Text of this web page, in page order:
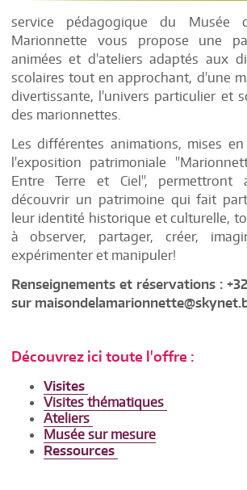
service pédagogique du
Marionnette vous propose une
animées et d'ateliers adaptés aux
scolaires tout en approchant, d'une
divertissante, l'univers particulier et
des marionnettes.
Les différentes animations, mises
l'exposition patrimoniale
Entre Terre et Ciel", permettront
découvrir un patrimoine qui fait
leur identité historique et culturelle,
à observer, partager, créer,
expérimenter et manipuler!
Renseignements et réservations :
sur
Découvrez ici toute l'offre :
Visites
Visites thématiques
Ateliers
Musée sur mesure
Ressources